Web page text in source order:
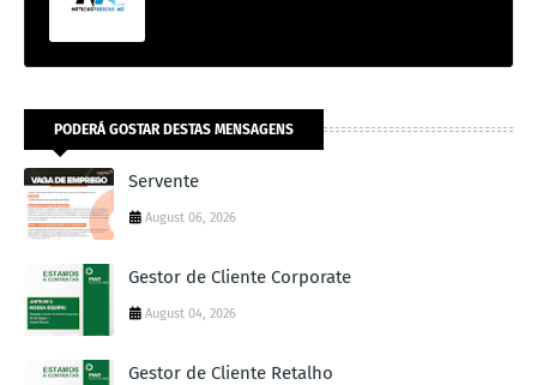
PODERÁ GOSTAR DESTAS MENSAGENS
Servente
August 06, 2026
Gestor de Cliente Corporate
August 04, 2026
Gestor de Cliente Retalho